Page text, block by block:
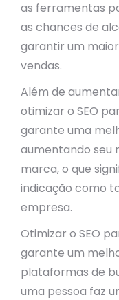
as ferramentas
as chances de
garantir um
vendas.
Além de
otimizar o SEO
garante uma
aumentando seu
marca, o que
indicação como
empresa.
Otimizar o SEO
garante um
plataformas de
uma pessoa faz